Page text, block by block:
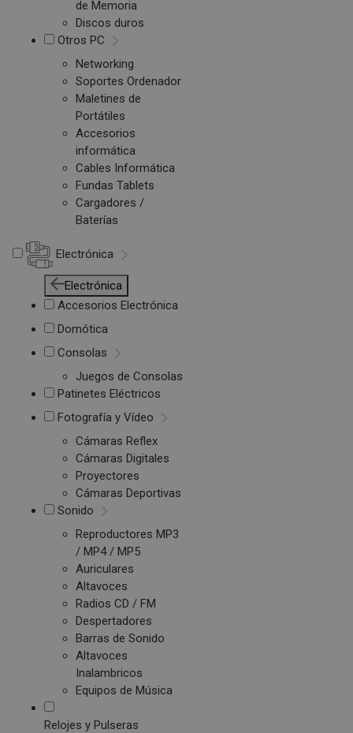
de Memoria
Discos duros
Otros PC
Networking
Soportes Ordenador
Maletines de
Portátiles
Accesorios
informática
Cables Informática
Fundas Tablets
Cargadores /
Baterías
Electrónica
Electrónica
Accesorios Electrónica
Domótica
Consolas
Juegos de Consolas
Patinetes Eléctricos
Fotografía y Vídeo
Cámaras Reflex
Cámaras Digitales
Proyectores
Cámaras Deportivas
Sonido
Reproductores MP3
/ MP4 / MP5
Auriculares
Altavoces
Radios CD / FM
Despertadores
Barras de Sonido
Altavoces
Inalambricos
Equipos de Música
Relojes y Pulseras